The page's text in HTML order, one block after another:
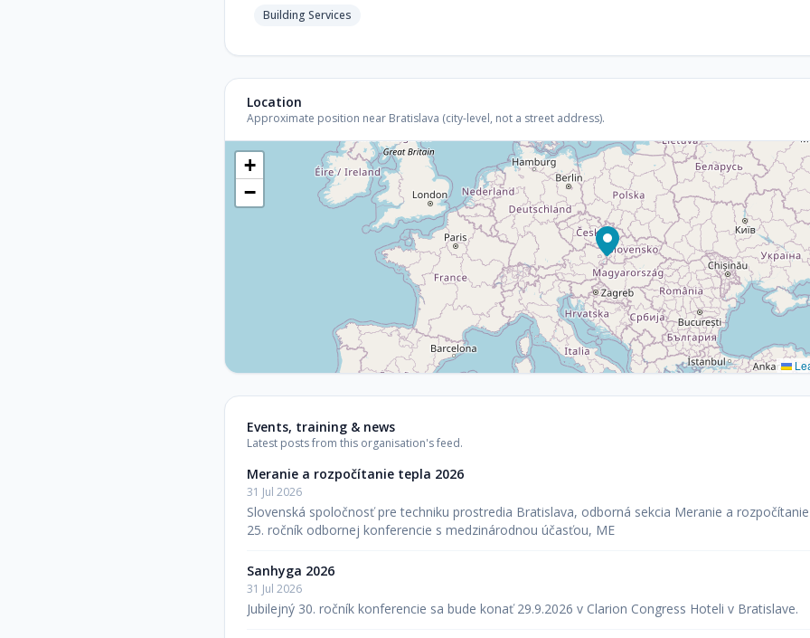
Building Services
Location
Approximate position near Bratislava (city-level, not a street address).
+
−
Events, training & news
Latest posts from this organisation's feed.
Meranie a rozpočítanie tepla 2026
31 Jul 2026
Slovenská spoločnosť pre techniku prostredia Bratislava, odborná sekcia Meranie a
25. ročník odbornej konferencie s medzinárodnou účasťou, ME
Sanhyga 2026
31 Jul 2026
Jubilejný 30. ročník konferencie sa bude konať 29.9.2026 v Clarion Congress Hoteli v Bratislave.